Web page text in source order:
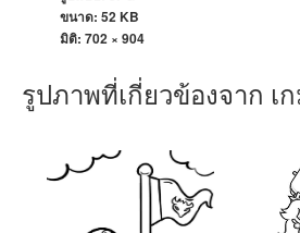
ขนาด: 52 KB
มิติ: 702 × 904
รูปภาพที่เกี่ยวข้องจาก เ